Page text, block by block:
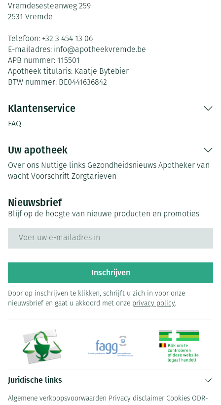
Vremdesesteenweg 259
2531 Vremde
Telefoon: +32 3 454 13 06
E-mailadres: info@apotheekvremde.be
APB nummer: 115501
Apotheek titularis: Kaatje Bytebier
BTW nummer: BE0441636842
Klantenservice
FAQ
Uw apotheek
Over ons Nuttige links Gezondheidsnieuws Apotheker van
wacht Voorschrift Zorgtarieven
Nieuwsbrief
Blijf op de hoogte van nieuwe producten en promoties
Inschrijven
Door op inschrijven te klikken, schrijft u zich in voor onze
nieuwsbrief en gaat u akkoord met onze privacy policy.
Juridische links
Algemene verkoopsvoorwaarden Privacy disclaimer Cookies ODR-